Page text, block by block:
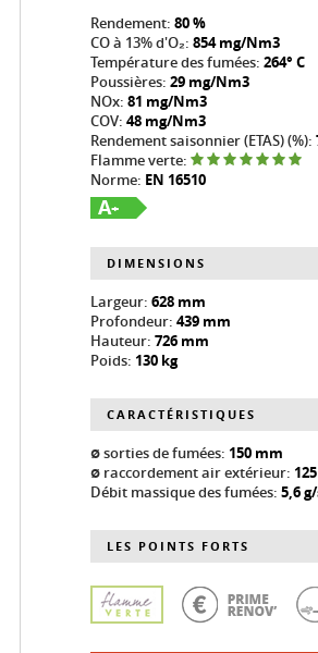
Rendement: 80 %
CO à 13% d'O₂: 854 mg/Nm3
Température des fumées: 264° C
Poussières: 29 mg/Nm3
NOx: 81 mg/Nm3
COV: 48 mg/Nm3
Rendement saisonnier (ETAS) (%):
Flamme verte:
Norme: EN 16510
A+
DIMENSIONS
Largeur: 628 mm
Profondeur: 439 mm
Hauteur: 726 mm
Poids: 130 kg
CARACTÉRISTIQUES
ø sorties de fumées: 150 mm
ø raccordement air extérieur:
Débit massique des fumées: 5,6
LES POINTS FORTS